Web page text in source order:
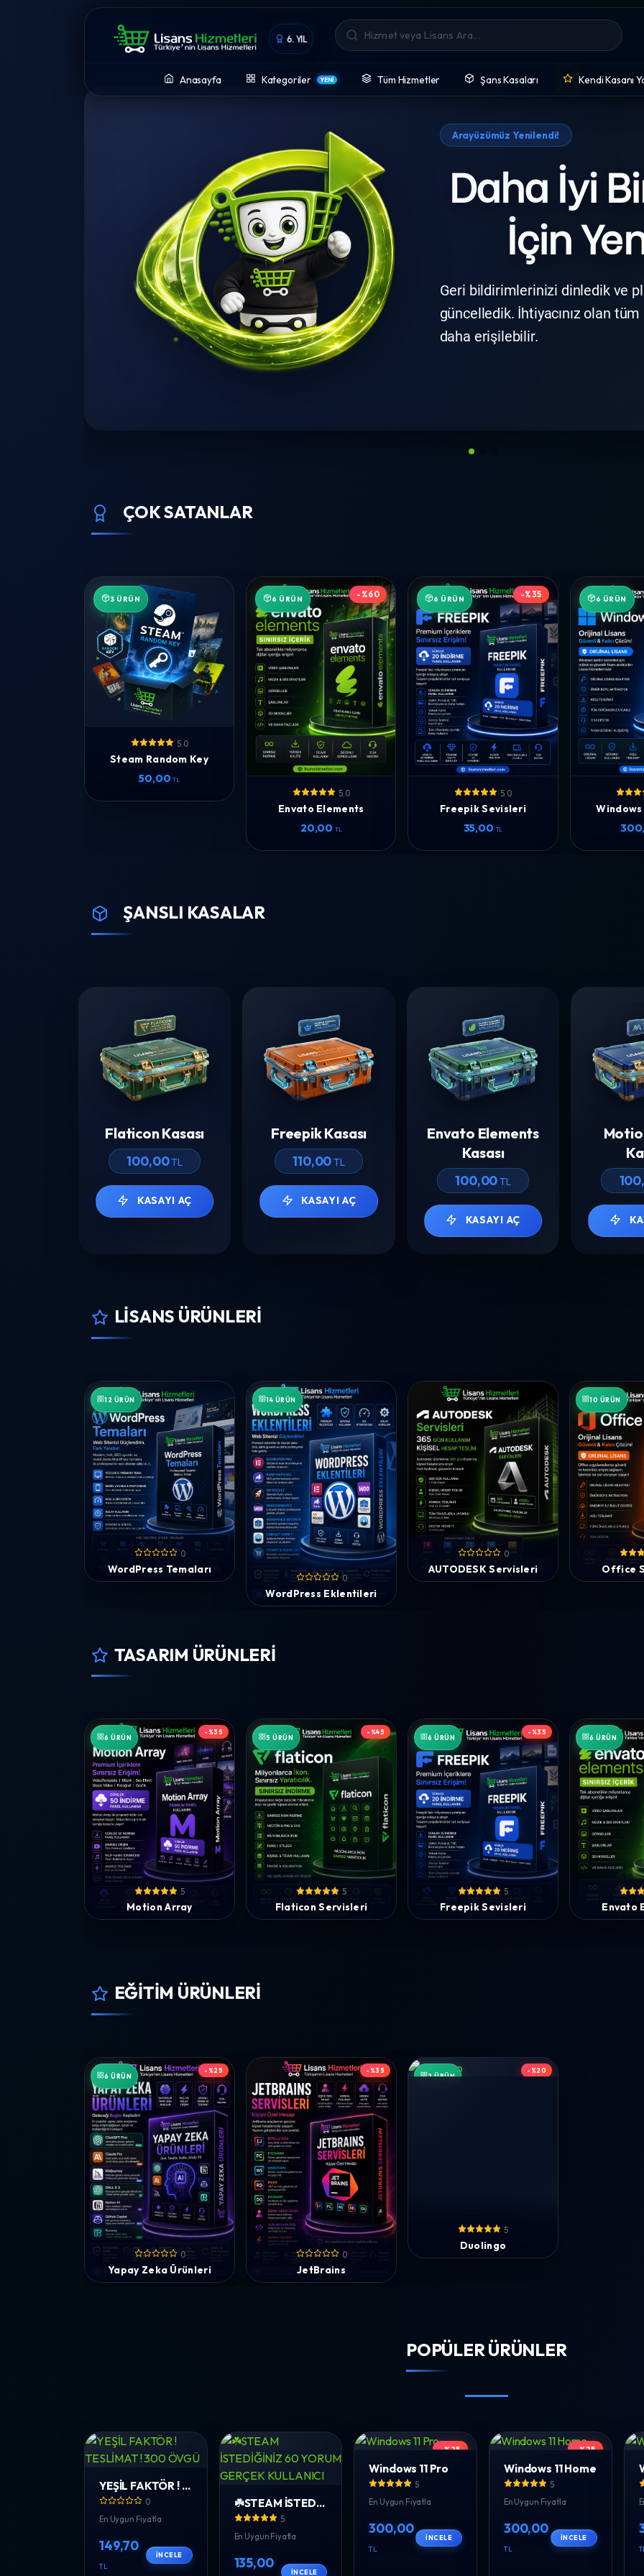
6. YIL
Anasayfa Kategoriler YENİ Tüm Hizmetler Şans Kasaları Kendi Kasanı
Lisans Hizmetleri - En Ucuz Oyun, Windows ve
Arayüzümüz Yenilendi!
Daha İyi
İçin
Geri bildirimlerinizi dinledik ve
güncelledik. İhtiyacınız olan
daha erişilebilir.
ÇOK SATANLAR
3 ÜRÜN
5.0
Steam Random Key
50,00TL
6 ÜRÜN -%60
5.0
Envato Elements
20,00 TL
6 ÜRÜN -%35
5.0
Freepik Sevisleri
35,00 TL
6 ÜRÜN
ŞANSLI KASALAR
Flaticon Kasası
100,00TL
KASAYI AÇ
Freepik Kasası
110,00TL
KASAYI AÇ
Envato Elements
Kasası
100,00TL
KASAYI AÇ
LISANS ÜRÜNLERI
12 ÜRÜN
0
WordPress Temaları
14 ÜRÜN
0
WordPress Eklentileri
0
AUTODESK Servisleri
10 ÜRÜN
Office
TASARIM ÜRÜNLERI
6 ÜRÜN
-%35
5
Motion Array
5 ÜRÜN
-%45
5
Flaticon Servisleri
6 ÜRÜN
-%35
5
Freepik Sevisleri
6 ÜRÜN
Envato
EĞITIM ÜRÜNLERI
6 ÜRÜN
-%25
0
Yapay Zeka Ürünleri
-%35
0
JetBrains
2 ÜRÜN
-%20
5
Duolingo
POPÜLER ÜRÜNLER
YEŞİL FAKTÖR ! TESLİMAT ! 300 ÖVGÜ
0
En Uygun Fiyatla
149,70
TL
İNCELE
☘️STEAM İSTEDİĞİNİZ 60 YORUM GERÇEK KULLANICI
5
En Uygun Fiyatla
135,00
İNCELE
-%25
Windows 11 Pro
5
En Uygun Fiyatla
300,00
TL
İNCELE
-%25
Windows 11 Home
5
En Uygun Fiyatla
300,00
TL
İNCELE
TL